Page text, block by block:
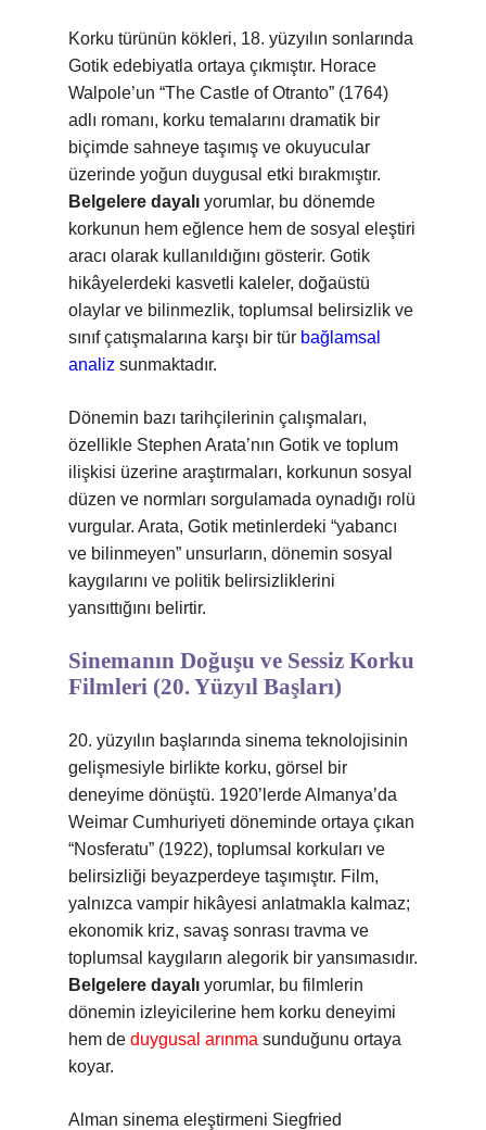
Korku türünün kökleri, 18. yüzyılın sonlarında
Gotik edebiyatla ortaya çıkmıştır. Horace
Walpole’un “The Castle of Otranto” (1764)
adlı romanı, korku temalarını dramatik bir
biçimde sahneye taşımış ve okuyucular
üzerinde yoğun duygusal etki bırakmıştır.
Belgelere dayalı yorumlar, bu dönemde
korkunun hem eğlence hem de sosyal eleştiri
aracı olarak kullanıldığını gösterir. Gotik
hikâyelerdeki kasvetli kaleler, doğaüstü
olaylar ve bilinmezlik, toplumsal belirsizlik ve
sınıf çatışmalarına karşı bir tür bağlamsal
analiz sunmaktadır.
Dönemin bazı tarihçilerinin çalışmaları,
özellikle Stephen Arata’nın Gotik ve toplum
ilişkisi üzerine araştırmaları, korkunun sosyal
düzen ve normları sorgulamada oynadığı rolü
vurgular. Arata, Gotik metinlerdeki “yabancı
ve bilinmeyen” unsurların, dönemin sosyal
kaygılarını ve politik belirsizliklerini
yansıttığını belirtir.
Sinemanın Doğuşu ve Sessiz Korku
Filmleri (20. Yüzyıl Başları)
20. yüzyılın başlarında sinema teknolojisinin
gelişmesiyle birlikte korku, görsel bir
deneyime dönüştü. 1920’lerde Almanya’da
Weimar Cumhuriyeti döneminde ortaya çıkan
“Nosferatu” (1922), toplumsal korkuları ve
belirsizliği beyazperdeye taşımıştır. Film,
yalnızca vampir hikâyesi anlatmakla kalmaz;
ekonomik kriz, savaş sonrası travma ve
toplumsal kaygıların alegorik bir yansımasıdır.
Belgelere dayalı yorumlar, bu filmlerin
dönemin izleyicilerine hem korku deneyimi
hem de duygusal arınma sunduğunu ortaya
koyar.
Alman sinema eleştirmeni Siegfried